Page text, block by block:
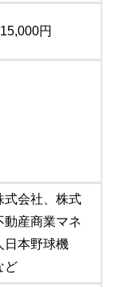
円
式会社、株式
動産商業マネ
日本野球機
ど